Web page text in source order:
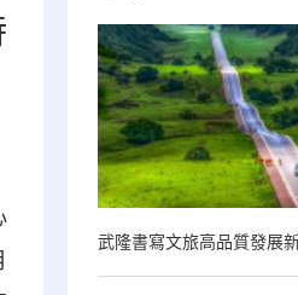
武隆書寫文旅高品質發展